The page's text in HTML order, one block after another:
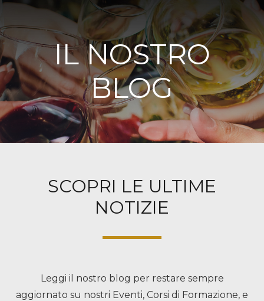
IL NOSTRO
BLOG
SCOPRI LE ULTIME
NOTIZIE
Leggi il nostro blog per restare sempre
aggiornato su nostri Eventi, Corsi di Formazione, e